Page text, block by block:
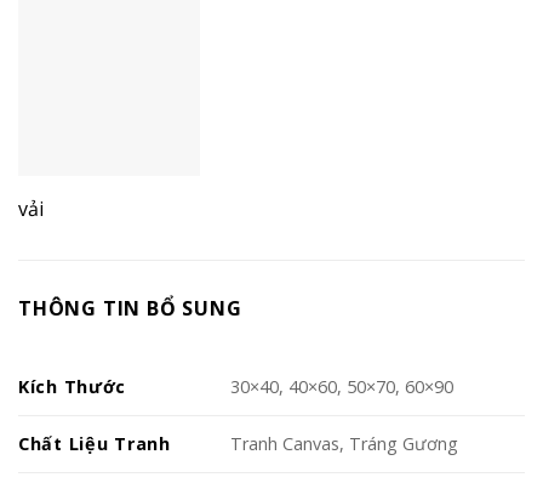
vải
THÔNG TIN BỔ SUNG
Kích Thước 30×40, 40×60, 50×70, 60×90
Chất Liệu Tranh Tranh Canvas, Tráng Gương